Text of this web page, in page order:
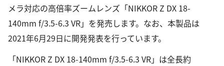
メラ対応の高倍率ズームレンズ「NIKKOR Z DX 18-
140mm f/3.5-6.3 VR」を発売します。なお、本製品は
2021年6月29日に開発発表を行っています。
「NIKKOR Z DX 18-140mm f/3.5-6.3 VR」は全長約